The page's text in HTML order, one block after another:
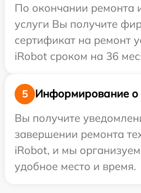
По окончании ремонта
услуги Вы получите
сертификат на ремонт
iRobot сроком на 36
5
Информирование о
Вы получите
завершении ремонта
iRobot, и мы
удобное место и время.